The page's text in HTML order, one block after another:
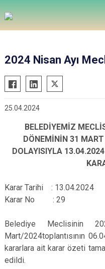
2024 Nisan Ayı
25.04.2024
BELEDİYEMİZ
DÖNEMİNİN 31
DOLAYISIYLA
Karar Tarihi : 13.04.2024
Karar No : 29
Belediye Meclisinin
Mart/2024toplantısının
kararlara ait karar özeti
edildi.